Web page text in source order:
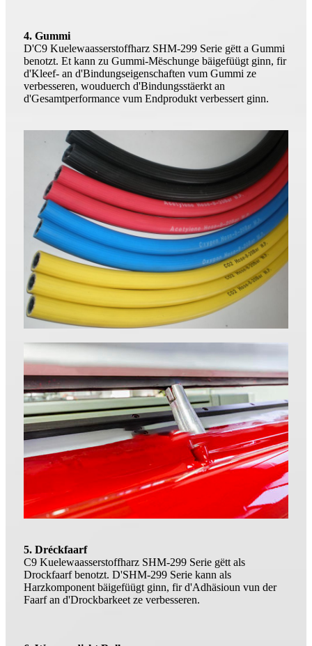
4. Gummi
D'C9 Kuelewaasserstoffharz SHM-299 Serie gëtt a Gummi
benotzt. Et kann zu Gummi-Mëschunge bäigefüügt ginn, fir
d'Kleef- an d'Bindungseigenschaften vum Gummi ze
verbesseren, wouduerch d'Bindungsstäerkt an
d'Gesamtperformance vum Endprodukt verbessert ginn.
5. Dréckfaarf
C9 Kuelewaasserstoffharz SHM-299 Serie gëtt als
Drockfaarf benotzt. D'SHM-299 Serie kann als
Harzkomponent bäigefüügt ginn, fir d'Adhäsioun vun der
Faarf an d'Drockbarkeet ze verbesseren.